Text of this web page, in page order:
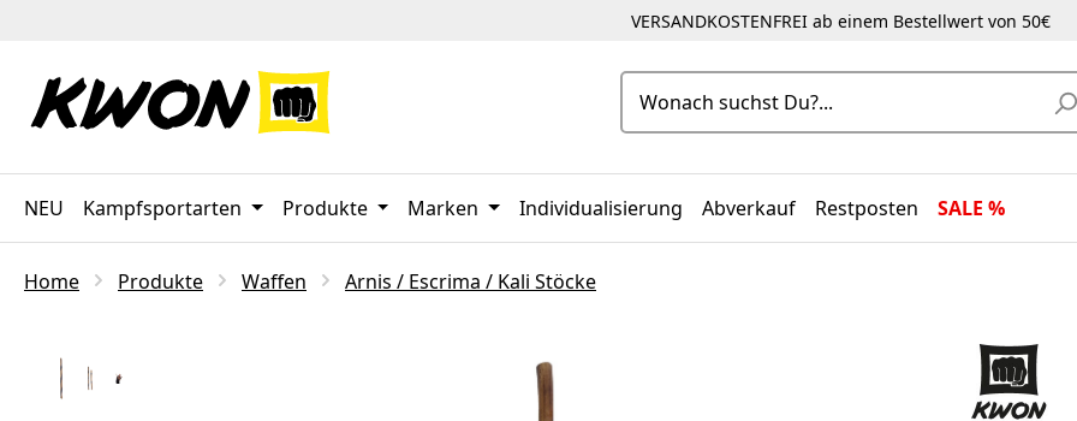
VERSANDKOSTENFREI ab einem Bestellwert von 50€
NEU Kampfsportarten Produkte Marken Individualisierung Abverkauf Restposten SALE %
Home Produkte Waffen Arnis / Escrima / Kali Stöcke